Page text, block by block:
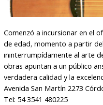
Comenzó a incursionar en el
de edad, momento a partir
ininterrumpídamente al arte
obras apuntan a un público
verdadera calidad y la
Avenida San Martín 2273
Tel: 54 3541 480225